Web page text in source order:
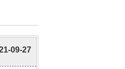
09-27